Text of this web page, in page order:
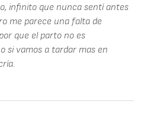
infinito que nunca sentí antes
me parece una falta de
que el parto no es
si vamos a tardar mas en